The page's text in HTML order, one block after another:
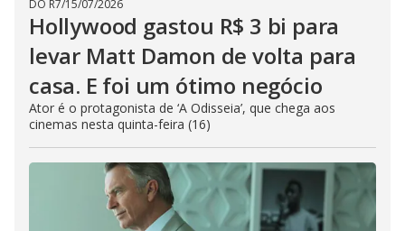
DO R7/15/07/2026
Hollywood gastou R$ 3 bi para
levar Matt Damon de volta para
casa. E foi um ótimo negócio
Ator é o protagonista de ‘A Odisseia’, que chega aos
cinemas nesta quinta-feira (16)